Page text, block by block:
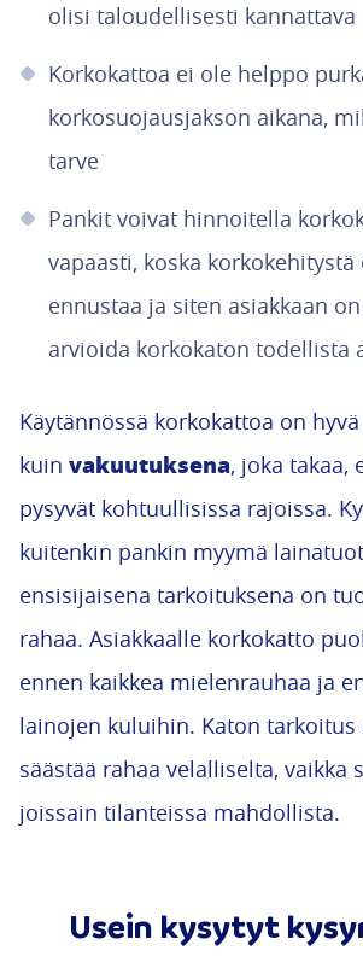
olisi taloudellisesti kannattava
Korkokattoa ei ole helppo
korkosuojausjakson aikana,
tarve
Pankit voivat hinnoitella
vapaasti, koska korkokehitystä
ennustaa ja siten asiakkaan
arvioida korkokaton todellista
Käytännössä korkokattoa on
kuin vakuutuksena, joka takaa,
pysyvät kohtuullisissa rajoissa.
kuitenkin pankin myymä
ensisijaisena tarkoituksena on
rahaa. Asiakkaalle korkokatto
ennen kaikkea mielenrauhaa ja
lainojen kuluihin. Katon tarkoitus
säästää rahaa velalliselta, vaikka
joissain tilanteissa mahdollista.
Usein kysytyt